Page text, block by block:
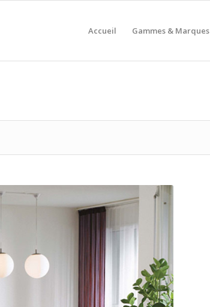
Accueil Gammes & Marques